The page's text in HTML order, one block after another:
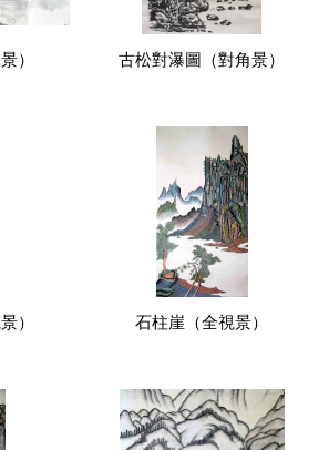
） 古松對瀑圖（對角景）
） 石柱崖（全視景）